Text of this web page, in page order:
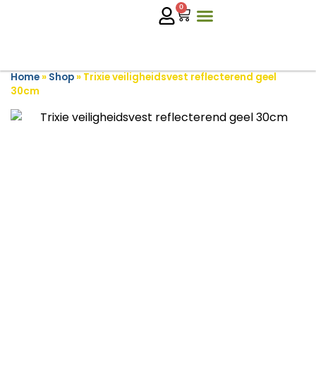
0
Home» Shop» Trixie veiligheidsvest reflecterend geel
30cm